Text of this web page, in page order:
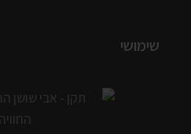
שימושי